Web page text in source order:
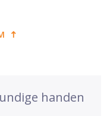
handen